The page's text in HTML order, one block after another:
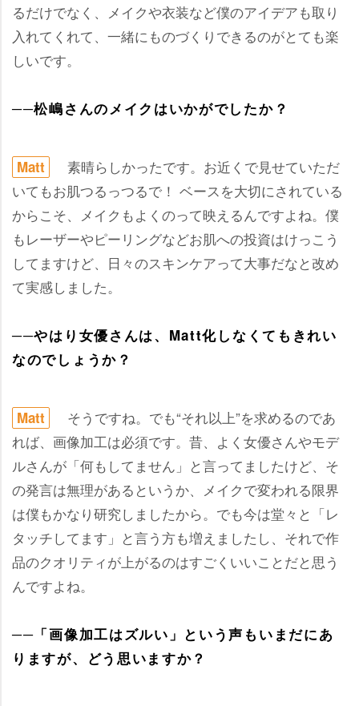
るだけでなく、メイクや衣装など僕のアイデアも取り
入れてくれて、一緒にものづくりできるのがとても楽
しいです。
──松嶋さんのメイクはいかがでしたか？
Matt
素晴らしかったです。お近くで見せていただ
いてもお肌つるっつるで！ ベースを大切にされている
からこそ、メイクもよくのって映えるんですよね。僕
もレーザーやピーリングなどお肌への投資はけっこう
してますけど、日々のスキンケアって大事だなと改め
て実感しました。
──やはり女優さんは、Matt化しなくてもきれい
なのでしょうか？
Matt
そうですね。でも“それ以上”を求めるのであ
れば、画像加工は必須です。昔、よく女優さんやモデ
ルさんが「何もしてません」と言ってましたけど、そ
の発言は無理があるというか、メイクで変われる限界
は僕もかなり研究しましたから。でも今は堂々と「レ
タッチしてます」と言う方も増えましたし、それで作
品のクオリティが上がるのはすごくいいことだと思う
んですよね。
──「画像加工はズルい」という声もいまだにあ
りますが、どう思いますか？